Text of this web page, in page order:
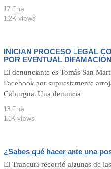
17 Ene
1.2K views
INICIAN PROCESO LEGAL
POR EVENTUAL DIFAMACIÓN
El denunciante es Tomás San
Facebook por supuestamente
Caburgua. Una denuncia
13 Ene
1.1K views
¿Sabes qué hacer ante una
El Trancura recorrió algunas de